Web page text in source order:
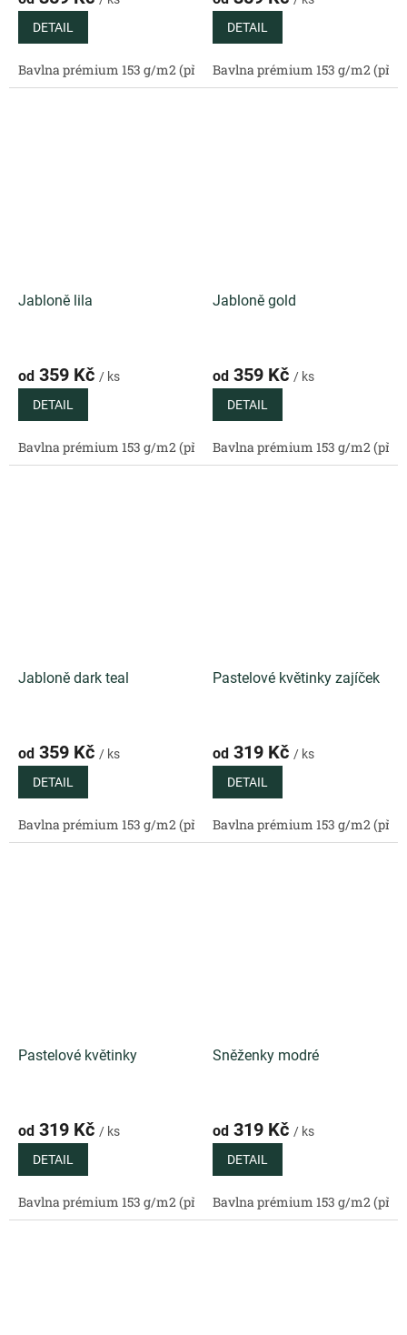
DETAIL
Bavlna prémium 153 g/m2 (přírodní) Bavlněný satén 130 g/
DETAIL
Bavlna prémium 153 g/m2
Jabloně lila
od 359 Kč / ks
DETAIL
Bavlna prémium 153 g/m2 (přírodní) Bavlněný satén 130 g/
Jabloně gold
od 359 Kč / ks
DETAIL
Bavlna prémium 153 g/m2
Jabloně dark teal
od 359 Kč / ks
DETAIL
Bavlna prémium 153 g/m2 (přírodní) Bavlněný satén 130 g/
Pastelové květinky zajíček
od 319 Kč / ks
DETAIL
Bavlna prémium 153 g/m2
Pastelové květinky
od 319 Kč / ks
DETAIL
Bavlna prémium 153 g/m2 (přírodní) Bavlněný satén 130 g/
Sněženky modré
od 319 Kč / ks
DETAIL
Bavlna prémium 153 g/m2